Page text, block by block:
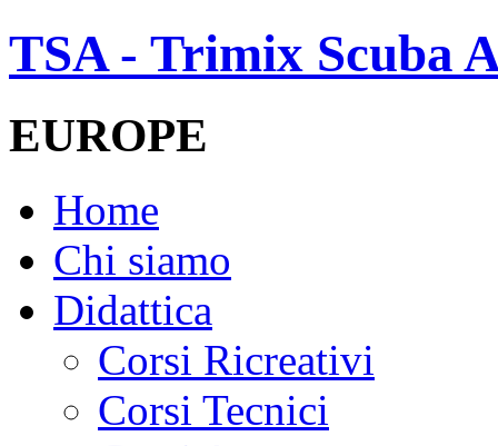
TSA - Trimix Scuba
EUROPE
Home
Chi siamo
Didattica
Corsi Ricreativi
Corsi Tecnici